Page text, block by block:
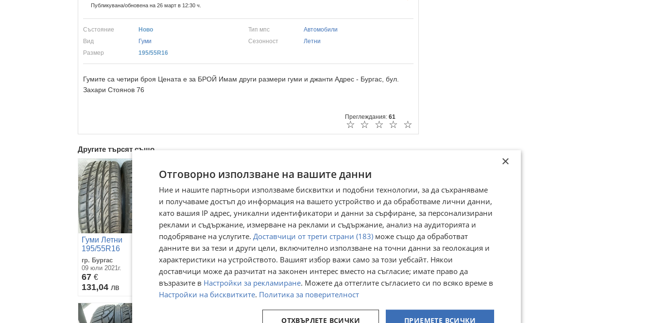
Публикувана/обновена на 26 март в 12:30 ч.
Състояние Ново Тип мпс
Автомобили
Вид
Гуми Сезонност
Летни
Размер
195/55R16
Гумите са четири броя Цената е за БРОЙ Имам други размери гуми и джанти Адрес - Бургас, бул.
Захари Стоянов 76
Преглеждания: 61
☆
☆
☆
☆
☆
Другите търсят също
Гуми Летни
195/55R16
гр. Бургас
09 юли 2021г.
67 €
131,04 лв
Гуми Летни
205/55R16
гр. София
73
142,78 лв
Гуми Летни
205/55R16
гр. Бургас
67
131,04лв
Гуми Летни
205/55R16
гр. Бургас
77
150,60лв
×
Отговорно използване на вашите данни
Ние и нашите партньори използваме бисквитки и подобни технологии, за да съхраняваме
и получаваме достъп до информация на вашето устройство и да обработваме лични данни,
като вашия IP адрес, уникални идентификатори и данни за сърфиране, за персонализирани
реклами и съдържание, измерване на реклами и съдържание, анализ на аудиторията и
подобряване на услугите. Доставчици от трети страни (183) може също да обработват
данните ви за тези и други цели, включително използване на точни данни за геолокация и
характеристики на устройството. Вашият избор важи само за този уебсайт. Някои
доставчици може да разчитат на законен интерес вместо на съгласие; имате право да
възразите в Настройки за рекламиране. Можете да оттеглите съгласието си по всяко време в
Настройки на бисквитките. Политика за поверителност
ПРИЕМЕТЕ ВСИЧКИ
ОТХВЪРЛЕТЕ ВСИЧКИ